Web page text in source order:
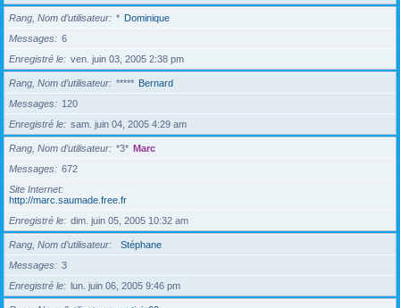
Rang, Nom d’utilisateur * Dominique
Messages
6
Enregistré le
ven. juin 03, 2005 2:38 pm
Rang, Nom d’utilisateur ***** Bernard
Messages
120
Enregistré le
sam. juin 04, 2005 4:29 am
Rang, Nom d’utilisateur *3* Marc
Messages
672
Site Internet
http://marc.saumade.free.fr
Enregistré le
dim. juin 05, 2005 10:32 am
Rang, Nom d’utilisateur
Stéphane
Messages
3
Enregistré le
lun. juin 06, 2005 9:46 pm